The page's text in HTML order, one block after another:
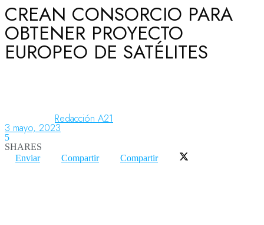
Aerolíneas
Aeropuertos
Columnistas
CREAN CONSORCIO PARA
OBTENER PROYECTO
EUROPEO DE SATÉLITES
Redacción A21
3 mayo, 2023
5
SHARES
Enviar
Compartir Compartir